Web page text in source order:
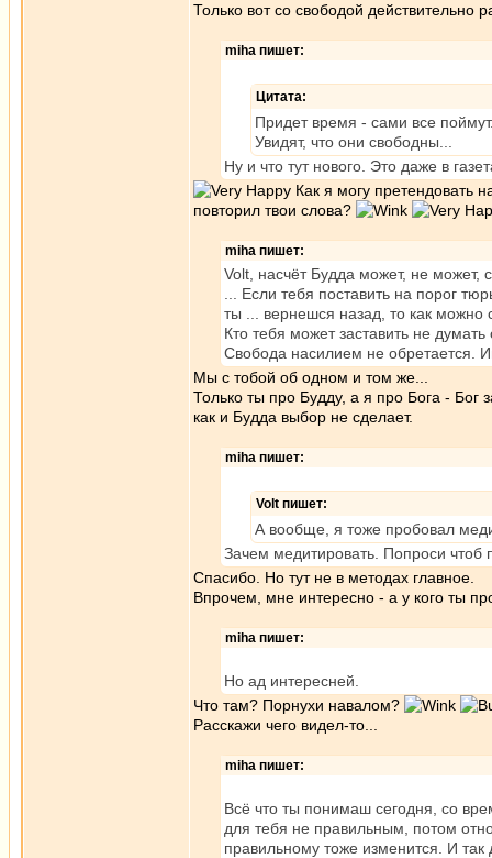
Только вот со свободой действительно
miha пишет:
Цитата:
Придет время - сами все
Увидят, что они свободны...
Ну и что тут нового. Это даже в
Как я могу претендовать
повторил твои слова?
miha пишет:
Volt, насчёт Будда может, не может,
... Если тебя поставить на порог
ты ... вернешся назад, то как можно
Кто тебя может заставить не
Свобода насилием не обретается.
Мы с тобой об одном и том же...
Только ты про Будду, а я про Бога - Бог
как и Будда выбор не сделает.
miha пишет:
Volt пишет:
А вообще, я тоже пробовал
Зачем медитировать. Попроси чтоб
Спасибо. Но тут не в методах главное.
Впрочем, мне интересно - а у кого ты
miha пишет:
Но ад интересней.
Что там? Порнухи навалом?
Расскажи чего видел-то...
miha пишет:
Всё что ты понимаш сегодня, со
для тебя не правильным, потом
правильному тоже изменится. И так